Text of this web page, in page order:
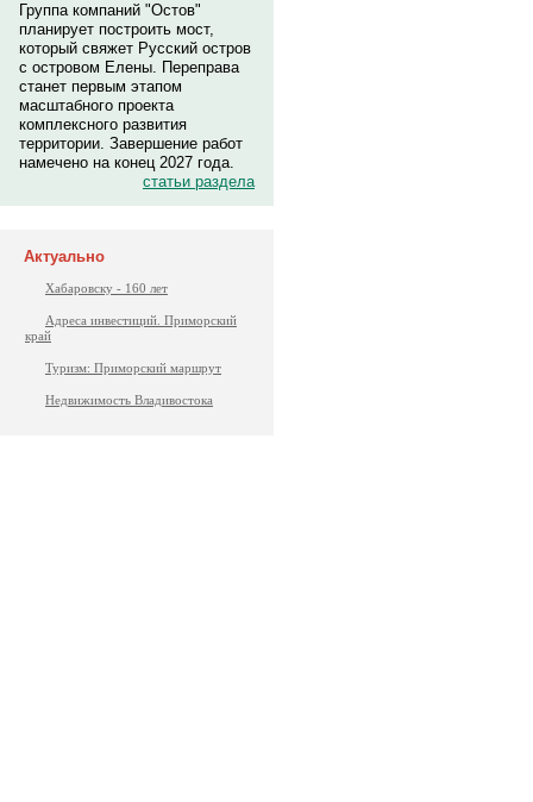
Группа компаний "Остов"
планирует построить мост,
который свяжет Русский остров
с островом Елены. Переправа
станет первым этапом
масштабного проекта
комплексного развития
территории. Завершение работ
намечено на конец 2027 года.
статьи раздела
Актуально
Хабаровску - 160 лет
Адреса инвестиций. Приморский
край
Туризм: Приморский маршрут
Недвижимость Владивостока